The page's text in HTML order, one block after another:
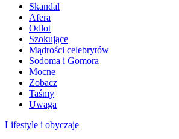
Skandal
Afera
Odlot
Szokujące
Mądrości celebrytów
Sodoma i Gomora
Mocne
Zobacz
Taśmy
Uwaga
Lifestyle i obyczaje